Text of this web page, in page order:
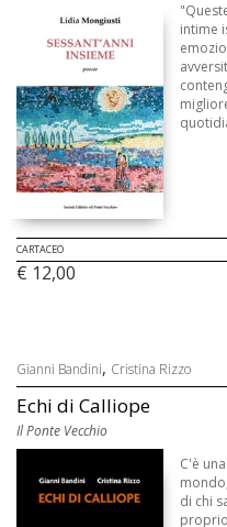
intime
CARTACEO
€ 12,00
Gianni Bandini, Cristina Rizzo
Echi di Calliope
Il Ponte Vecchio
C'è
di chi